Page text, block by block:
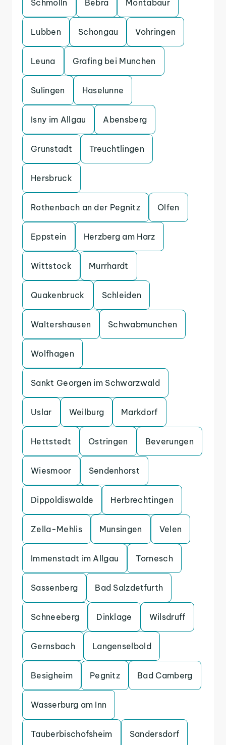
Schmolln Bebra Montabaur
Lubben Schongau Vohringen
Leuna Grafing bei Munchen
Sulingen Haselunne
Isny im Allgau Abensberg
Grunstadt Treuchtlingen
Hersbruck
Rothenbach an der Pegnitz Olfen
Eppstein Herzberg am Harz
Wittstock Murrhardt
Quakenbruck Schleiden
Waltershausen Schwabmunchen
Wolfhagen
Sankt Georgen im Schwarzwald
Uslar Weilburg Markdorf
Hettstedt Ostringen Beverungen
Wiesmoor Sendenhorst
Dippoldiswalde Herbrechtingen
Zella-Mehlis Munsingen Velen
Immenstadt im Allgau Tornesch
Sassenberg Bad Salzdetfurth
Schneeberg Dinklage Wilsdruff
Gernsbach Langenselbold
Besigheim Pegnitz Bad Camberg
Wasserburg am Inn
Tauberbischofsheim Sandersdorf